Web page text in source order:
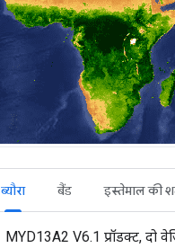
ब्यौरा बैंड इस्तेमाल की
MYD13A2 V6.1 प्रॉडक्ट,